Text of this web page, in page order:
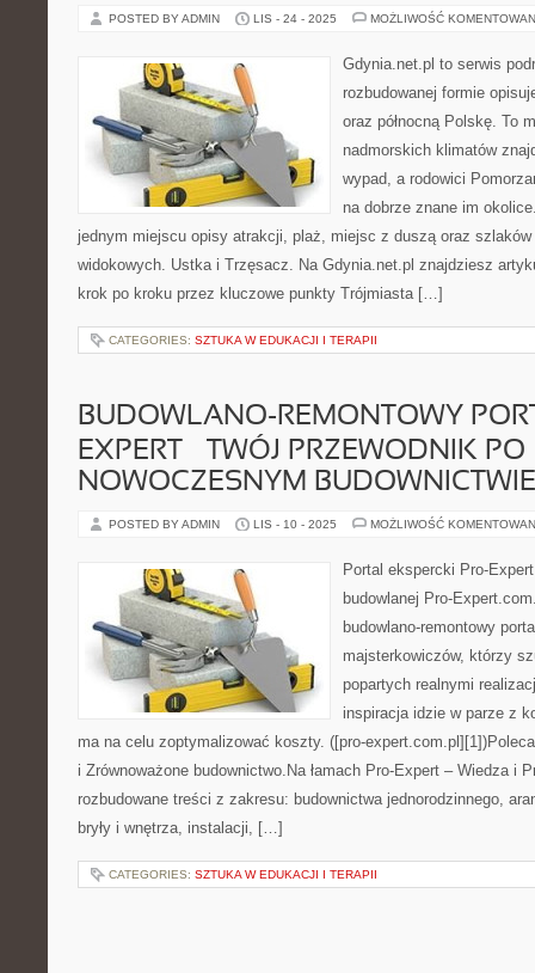
POSTED BY ADMIN LIS - 24 - 2025 MOŻLIWOŚĆ
Gdynia.net.pl to serwis
rozbudowanej formie
oraz północną Polskę. To
nadmorskich klimatów
wypad, a rodowici
na dobrze znane im
jednym miejscu opisy atrakcji, plaż, miejsc z duszą oraz szlaków
widokowych. Ustka i Trzęsacz. Na Gdynia.net.pl znajdziesz
krok po kroku przez kluczowe punkty Trójmiasta […]
CATEGORIES: SZTUKA W EDUKACJI I TERAPII
BUDOWLANO-REMONTOWY
EXPERT – TWÓJ PRZEWODNIK PO
NOWOCZESNYM BUDOWNICTWIE
POSTED BY ADMIN LIS - 10 - 2025 MOŻLIWOŚĆ
Portal ekspercki Pro-
budowlanej Pro-
budowlano-remontowy
majsterkowiczów, którzy
popartych realnymi
inspiracja idzie w parze z
ma na celu zoptymalizować koszty. ([pro-
i Zrównoważone budownictwo.Na łamach Pro-Expert – Wiedza i
rozbudowane treści z zakresu: budownictwa jednorodzinnego,
bryły i wnętrza, instalacji, […]
CATEGORIES: SZTUKA W EDUKACJI I TERAPII